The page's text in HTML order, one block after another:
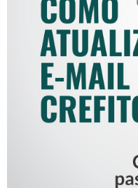
COMO
MAIL